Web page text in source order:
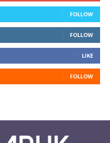
FOLLOW
FOLLOW
LIKE
FOLLOW